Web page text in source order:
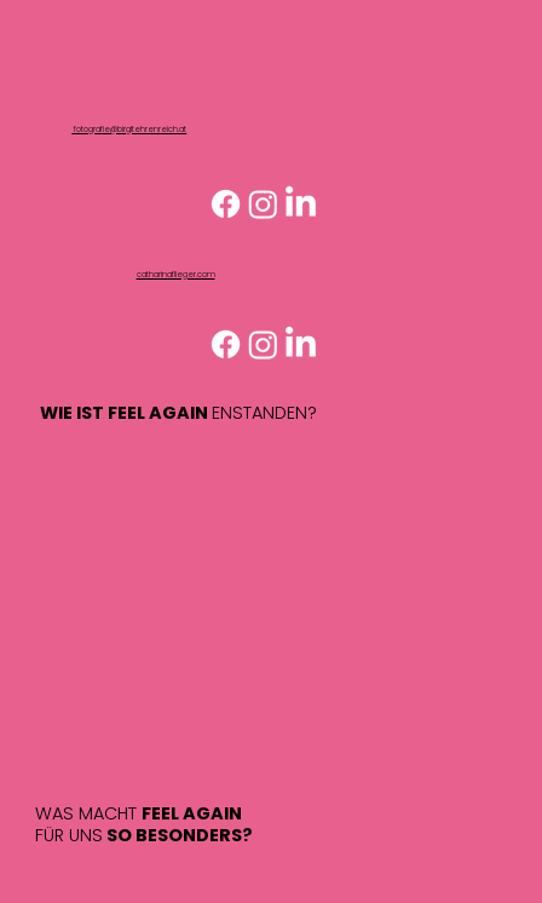
fotografie@birgitehrenreich.at
catharinaflieger.com
WIE IST FEEL AGAINENSTANDEN?
WAS MACHT FEEL AGAIN
FÜR UNS SO BESONDERS?